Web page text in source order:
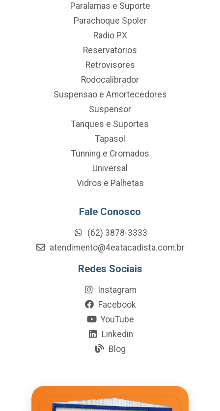
Paralamas e Suporte
Parachoque Spoler
Radio PX
Reservatorios
Retrovisores
Rodocalibrador
Suspensao e Amortecedores
Suspensor
Tanques e Suportes
Tapasol
Tunning e Cromados
Universal
Vidros e Palhetas
Fale Conosco
(62) 3878-3333
atendimento@4eatacadista.com.br
Redes Sociais
Instagram
Facebook
YouTube
Linkedin
Blog